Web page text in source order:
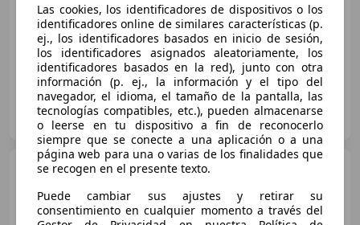
04/2018 88.628 km Diésel 100 kW (136 CV)
Autoplanet Ciudad del Automóvil
ES-28914 LEGANES
Mercedes-Benz A 45
Las cookies, los identificadores de dispositivos o los
identificadores online de similares características (p.
ej., los identificadores basados en inicio de sesión,
los identificadores asignados aleatoriamente, los
identificadores basados en la red), junto con otra
información (p. ej., la información y el tipo del
navegador, el idioma, el tamaño de la pantalla, las
tecnologías compatibles, etc.), pueden almacenarse
o leerse en tu dispositivo a fin de reconocerlo
siempre que se conecte a una aplicación o a una
página web para una o varias de los finalidades que
se recogen en el presente texto.
Puede cambiar sus ajustes y retirar su
consentimiento en cualquier momento a través del